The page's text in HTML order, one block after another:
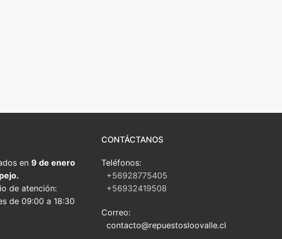
en 9 de enero
de atención:
de 09:00 a 18:30
CONTÁCTANOS
Teléfonos:
+56928775405
+56932419508
Correo:
contacto@repuestosloovalle.cl